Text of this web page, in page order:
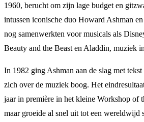
1960, berucht om zijn lage budget en
intussen iconische duo Howard Ashman
nog samenwerkten voor musicals als
Beauty and the Beast en Aladdin, muziek
In 1982 ging Ashman aan de slag met
zich over de muziek boog. Het
jaar in première in het kleine Workshop of
maar groeide al snel uit tot een wereldwijd